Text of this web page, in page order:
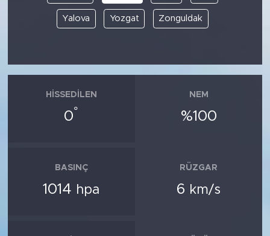
Yalova Yozgat Zonguldak
HISSEDILEN
0°
NEM
%100
BASINÇ
1014 hpa
RÜZGAR
6 km/s